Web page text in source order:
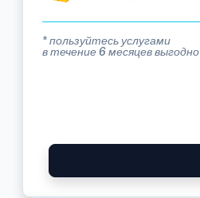
* пользуйтесь услугами
в течение 6 месяцев выгодно